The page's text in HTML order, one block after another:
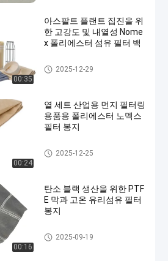
00:35
아스팔트 플랜트 집진을 위
한 고강도 및 내열성 Nome
x 폴리에스터 섬유 필터 백
폴리에스테르 필터 가방
2025-12-29
00:24
열 세트 산업용 먼지 필터링
용품용 폴리에스터 노멕스
필터 봉지
집진기 필터 백
2025-12-25
00:16
탄소 블랙 생산을 위한 PTF
E 막과 고온 유리섬유 필터
봉지
유리섬유 필터 봉지
2025-09-19